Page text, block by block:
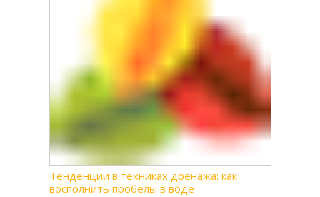
Тенденции в техниках дренажа: как
восполнить пробелы в воде